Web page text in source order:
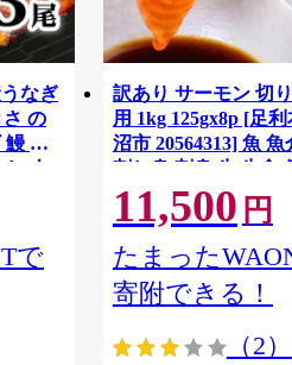
なぎ
さ の
鰻 ふ
人
凍
で
訳あり サーモン 切
用 1kg 125gx8p [足
沼市 20564313] 魚
刺し身 刺身 生 生食
銀鮭 海鮮 海鮮丼 魚介
11,500 円
たまった
寄附できる！
（2）